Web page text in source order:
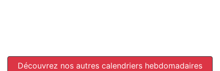
Découvrez nos autres calendriers hebdomadaires